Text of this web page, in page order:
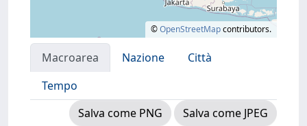
©OpenStreetMapcontributors.
Macroarea Nazione
Città
Tempo
Salva come PNG
Salva come JPEG